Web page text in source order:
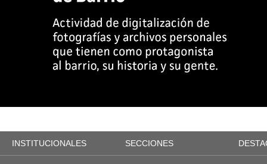
INSTITUCIONALES SECCIONES